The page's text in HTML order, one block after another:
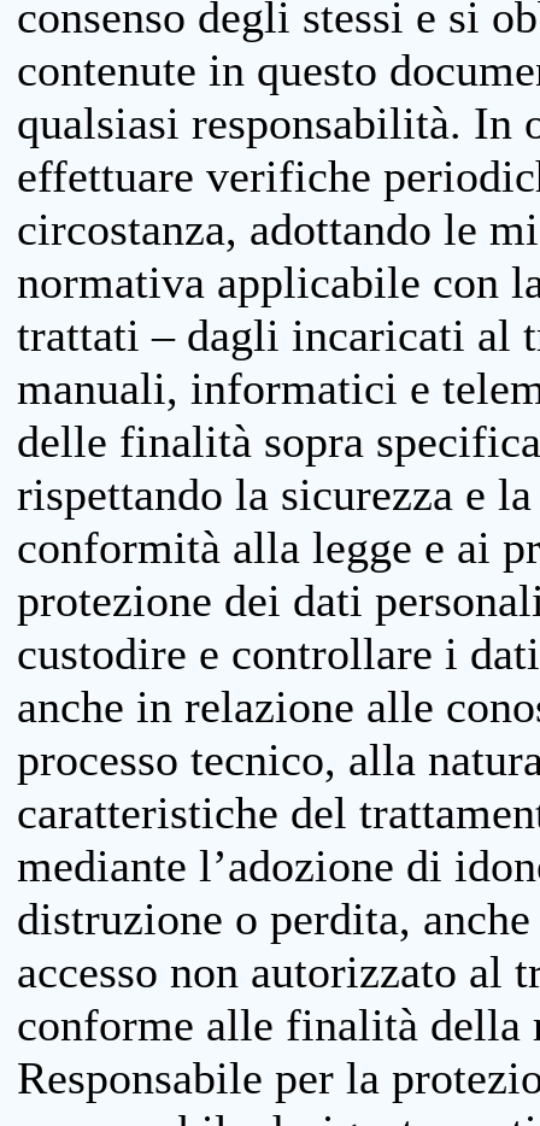
consenso degli stessi e si
contenute in questo
qualsiasi responsabilità. In
effettuare verifiche
circostanza, adottando le
normativa applicabile con
trattati – dagli incaricati al
manuali, informatici e
delle finalità sopra
rispettando la sicurezza e
conformità alla legge e ai
protezione dei dati
custodire e controllare i
anche in relazione alle
processo tecnico, alla
caratteristiche del
mediante l’adozione di
distruzione o perdita,
accesso non autorizzato al
conforme alle finalità della
Responsabile per la